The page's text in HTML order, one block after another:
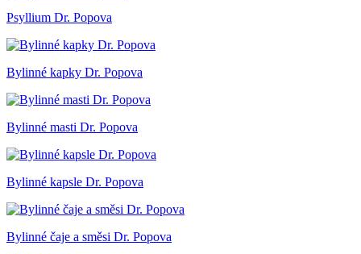
Psyllium Dr. Popova
Bylinné kapky Dr. Popova
Bylinné masti Dr. Popova
Bylinné kapsle Dr. Popova
Bylinné čaje a směsi Dr. Popova